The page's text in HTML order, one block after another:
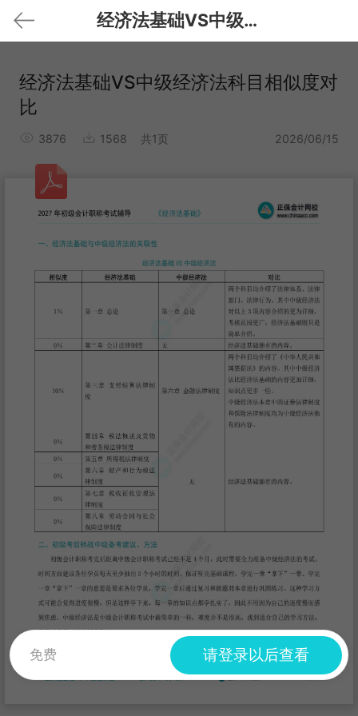
经济法基础VS中级经济法科目相似度对比
经济法基础VS中级经济法科目相似度对
比
3876 1568 共1页 2026/06/15
免费 请登录以后查看